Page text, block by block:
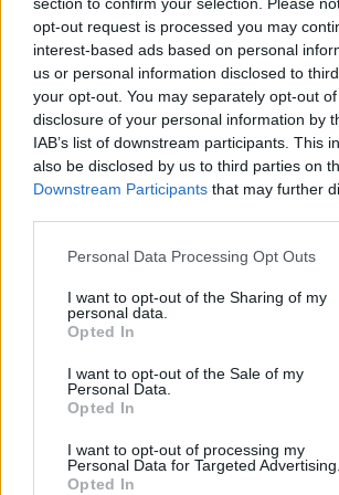
opt-out request is processed you may
interest-based ads based on personal
us or personal information disclosed to
your opt-out. You may separately opt-out
disclosure of your personal information by
IAB’s list of downstream participants. This
also be disclosed by us to third parties on
Downstream Participants that may further
Personal Data Processing Opt Outs
I want to opt-out of the Sharing of my
personal data.
Opted In
I want to opt-out of the Sale of my
Personal Data.
Opted In
I want to opt-out of processing my
Personal Data for Targeted Advertising.
Opted In
Resumen de datos de la ruta
Breda Girona
Tipo de
combustible
Precio
por litro
Gasto
5l/100km 7l/
Gasolina 95
0,00€ 4l.- 0,00€ 6l.-
Gasolina 98
0,00€ 4l.- 0,00€ 6l.-
Bio diesel
0,00€ 4l.- 0,00€ 6l.
Estado del tráfico e incidencias
Barcelona
Actualmente no hay incidencias de
Barcelonasegún la dirección general de
Breda Girona
Actualmente no hay incidencias de